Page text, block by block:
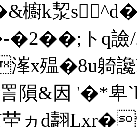
櫥k洯
�2��;トq
溄x殟�8u躸讒
詈隕&因 '�*
茔ヵd翿